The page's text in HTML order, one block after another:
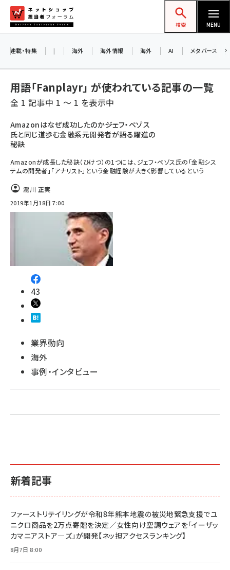
ン
ネットショップ担当者フォーラム
検索 MENU
yahoo (1905)
ecbeing (1210)
アスクル (1122)
base (1079)
ビィ・フォアード (776)
revico (744)
連載・特集 | 海外 海外情報 海外 AI メタバース
用語「Fanplayr」 が使われている記事の一覧
全 1 記事中 1 ～ 1 を表示中
Amazonはなぜ成功したのか――ジェフ・ベゾス
氏と同じ道歩む金融系元開発者が語る躍進の
秘訣
Amazonが成長した秘訣（ひけつ）の1つには、ジェフ・ベゾス氏の「金融シス
テムの開発者」「アナリスト」という金融経験が大きく影響しているという
瀧川 正実
2019年1月18日 7:00
43
業界動向
海外
事例・インタビュー
新着記事
ファーストリテイリングが令和8年熊本地震の被災地緊急支援でユ
ニクロ商品を2万点寄贈を決定／女性向け空調ウェアを「イーザッ
カマニアストア―ズ」が開発【ネッ担アクセスランキング】
8月7日 8:00